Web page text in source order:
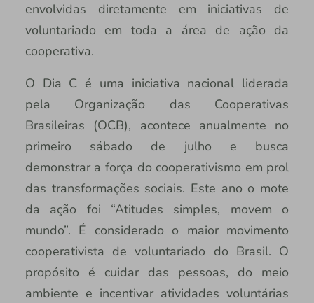
envolvidas diretamente em iniciativas de
voluntariado em toda a área de ação da
cooperativa.
O Dia C é uma iniciativa nacional liderada
pela Organização das Cooperativas
Brasileiras (OCB), acontece anualmente no
primeiro sábado de julho e busca
demonstrar a força do cooperativismo em prol
das transformações sociais. Este ano o mote
da ação foi “Atitudes simples, movem o
mundo”. É considerado o maior movimento
cooperativista de voluntariado do Brasil. O
propósito é cuidar das pessoas, do meio
ambiente e incentivar atividades voluntárias